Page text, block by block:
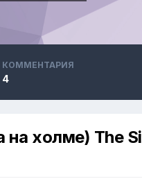
КОММЕНТАРИЯ
4
холме) The